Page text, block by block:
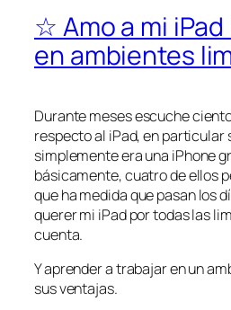
☆ Amo a mi
en ambientes
Durante meses escuche
respecto al iPad, en particular
simplemente era una iPhone
básicamente, cuatro de ellos
que ha medida que pasan los
querer mi iPad por todas las
cuenta.
Y aprender a trabajar en un
sus ventajas.